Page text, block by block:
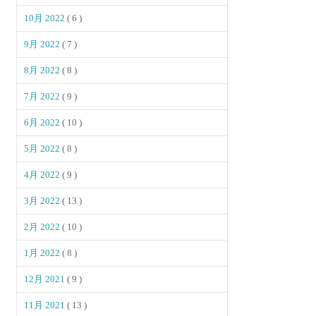
10月 2022( 6 )
9月 2022( 7 )
8月 2022( 8 )
7月 2022( 9 )
6月 2022( 10 )
5月 2022( 8 )
4月 2022( 9 )
3月 2022( 13 )
2月 2022( 10 )
1月 2022( 8 )
12月 2021( 9 )
11月 2021( 13 )